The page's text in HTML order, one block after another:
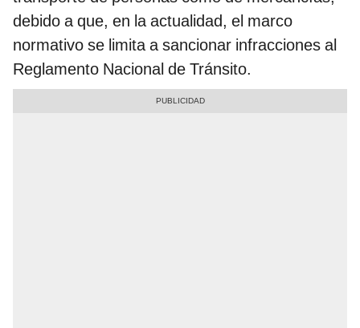
debido a que, en la actualidad, el marco
normativo se limita a sancionar infracciones al
Reglamento Nacional de Tránsito.